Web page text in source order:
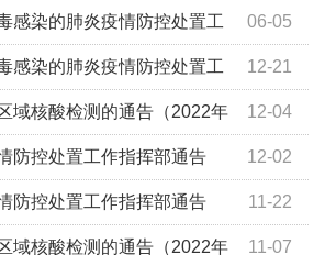
年第1期） 06-05
感染的肺炎疫情防控处置工
提示（2023年第6期） 12-21
感染的肺炎疫情防控处置工
非必要不做核酸检测温馨提示 12-04
域核酸检测的通告（2022年
12-02
防控处置工作指挥部通告
11-22
防控处置工作指挥部通告
11-07
域核酸检测的通告（2022年